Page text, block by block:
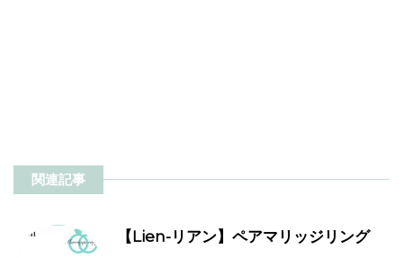
関連記事
【Lien-リアン】ペアマリッジリング